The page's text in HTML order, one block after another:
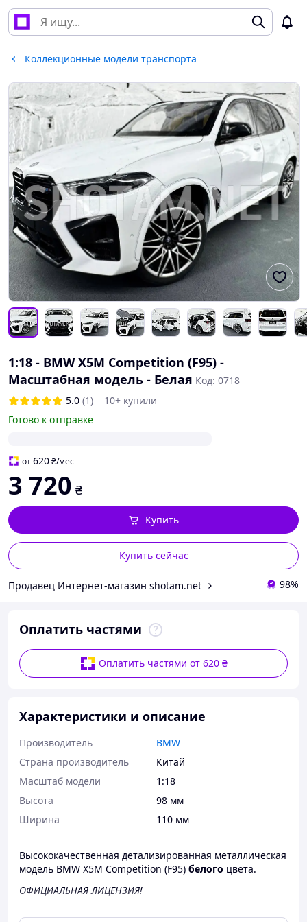
Коллекционные модели транспорта
1:18 - BMW X5M Competition (F95) -
Масштабная модель - Белая Код: 0718
5.0 (1)
10+ купили
Готово к отправке
от620₴/мес
3 720 ₴
Купить сейчас
Купить
Продавец Интернет-магазин shotam.net 98%
Оплатить частями
Оплатить частями от 620 ₴
Характеристики и описание
Производитель
BMW
Страна производитель
Китай
Масштаб модели
1:18
Высота
98 мм
Ширина
110 мм
Высококачественная детализированная металлическая
модель BMW X5M Competition (F95) белого цвета.
ОФИЦИАЛЬНАЯ ЛИЦЕНЗИЯ!